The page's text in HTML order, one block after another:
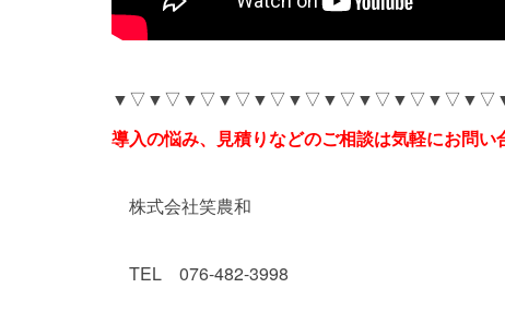
導入の悩み、見積りなどのご相談は気軽にお問い
株式会社笑農和
TEL 076-482-3998